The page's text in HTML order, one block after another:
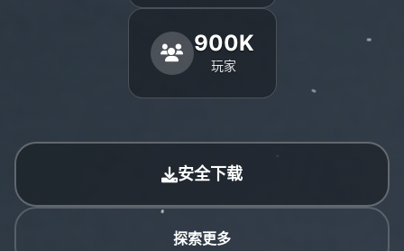
900K
玩家
安全下载
探索更多